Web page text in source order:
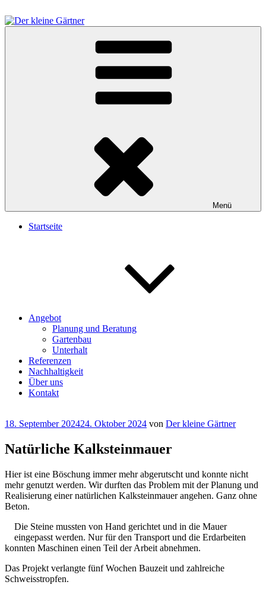
Inhalt
springen
Menü
Startseite
Angebot
Planung und Beratung
Gartenbau
Unterhalt
Referenzen
Nachhaltigkeit
Über uns
Kontakt
Veröffentlicht
18. September 202424. Oktober 2024 von Der kleine Gärtner
Natürliche Kalksteinmauer
Hier ist eine Böschung immer mehr abgerutscht und konnte nicht
mehr genutzt werden. Wir durften das Problem mit der Planung und
Realisierung einer natürlichen Kalksteinmauer angehen. Ganz ohne
Beton.
Die Steine mussten von Hand gerichtet und in die Mauer
eingepasst werden. Nur für den Transport und die Erdarbeiten
konnten Maschinen einen Teil der Arbeit abnehmen.
Das Projekt verlangte fünf Wochen Bauzeit und zahlreiche
Schweisstropfen.